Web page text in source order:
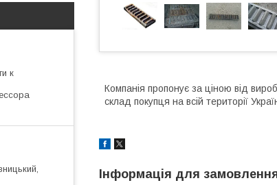
Компанія пропонує за ціною від
склад покупця на всій території
Інформація для
к